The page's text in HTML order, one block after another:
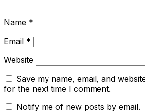
Name *
Email *
Website
Save my name, email, and
for the next time I comment.
Notify me of new posts by email.